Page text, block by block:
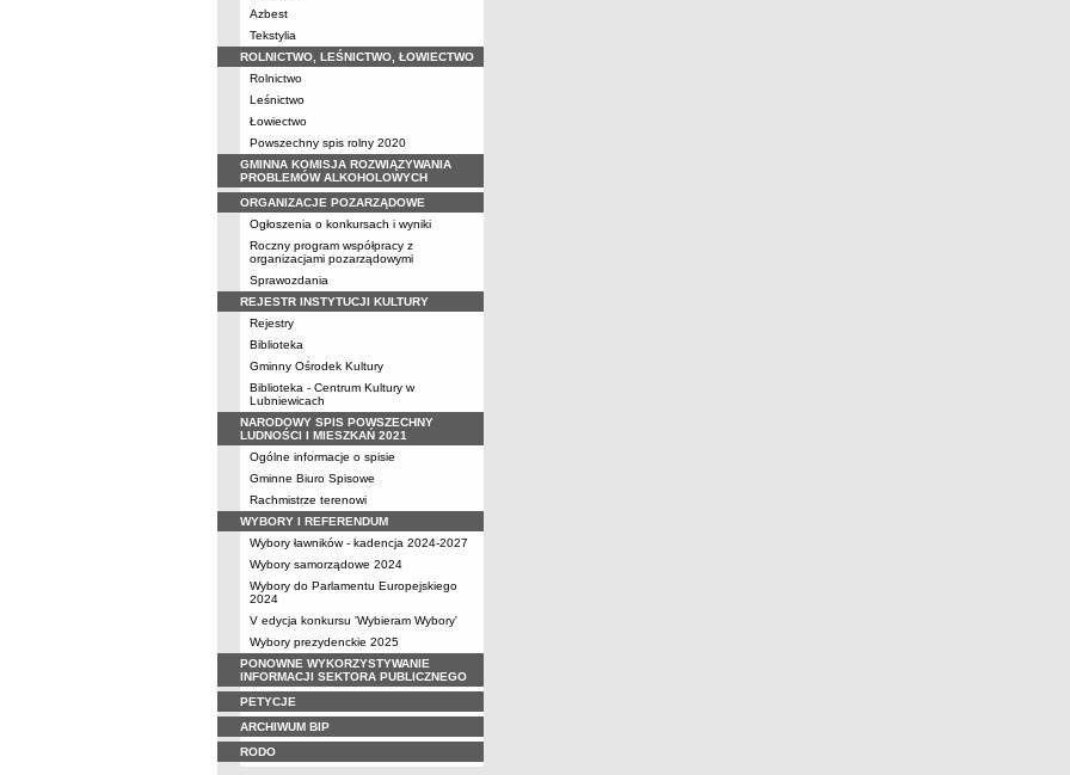
Azbest
Tekstylia
ROLNICTWO, LEŚNICTWO, ŁOWIECTWO
Rolnictwo
Leśnictwo
Łowiectwo
Powszechny spis rolny 2020
GMINNA KOMISJA ROZWIĄZYWANIA
PROBLEMÓW ALKOHOLOWYCH
ORGANIZACJE POZARZĄDOWE
Ogłoszenia o konkursach i wyniki
Roczny program współpracy z
organizacjami pozarządowymi
Sprawozdania
REJESTR INSTYTUCJI KULTURY
Rejestry
Biblioteka
Gminny Ośrodek Kultury
Biblioteka - Centrum Kultury w
Lubniewicach
NARODOWY SPIS POWSZECHNY
LUDNOŚCI I MIESZKAŃ 2021
Ogólne informacje o spisie
Gminne Biuro Spisowe
Rachmistrze terenowi
WYBORY I REFERENDUM
Wybory ławników - kadencja 2024-2027
Wybory samorządowe 2024
Wybory do Parlamentu Europejskiego
2024
V edycja konkursu 'Wybieram Wybory'
Wybory prezydenckie 2025
PONOWNE WYKORZYSTYWANIE
INFORMACJI SEKTORA PUBLICZNEGO
PETYCJE
ARCHIWUM BIP
RODO